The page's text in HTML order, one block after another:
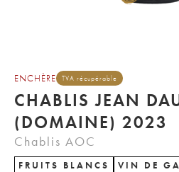
ENCHÈRE TVA récupérable
CHABLIS JEAN
(DOMAINE) 2023
Chablis AOC
FRUITS BLANCS VIN DE